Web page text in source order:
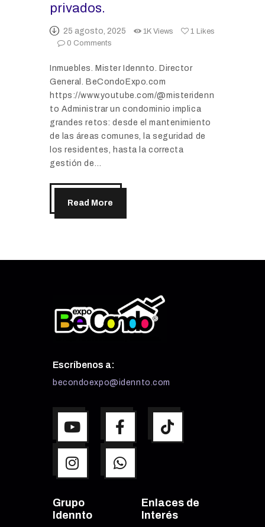
privados.
25 agosto, 2025 1K Views 1 Likes
0 Comments
Inmuebles. Mister Idennto. Director
General. BeCondoExpo.com
https://www.youtube.com/@misteridenn
to Administrar un condominio implica
grandes retos: desde el mantenimiento
de las áreas comunes, la seguridad de
los residentes, hasta la correcta
gestión de…
Read More
Escríbenos a:
becondoexpo@idennto.com
Grupo
Idennto
Enlaces de
Interés